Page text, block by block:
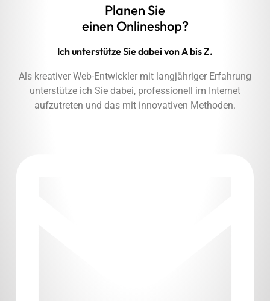
Planen Sie
einen Onlineshop?
Ich unterstütze Sie dabei von A bis Z.
Als kreativer Web-Entwickler mit langjähriger Erfahrung
unterstütze ich Sie dabei, professionell im Internet
aufzutreten und das mit innovativen Methoden.